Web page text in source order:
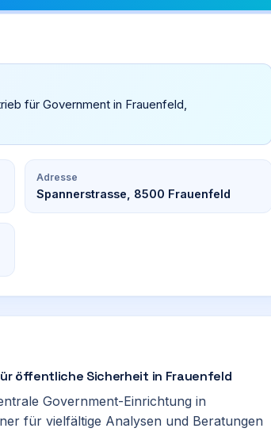
für Government in Frauenfeld,
Adresse
Spannerstrasse, 8500 Frauenfeld
öffentliche Sicherheit in Frauenfeld
Government-Einrichtung in
für vielfältige Analysen und Beratungen